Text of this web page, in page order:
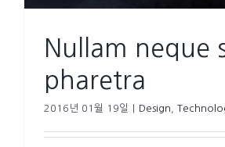
Nullam neque
pharetra
2016년 01월 19일 Design